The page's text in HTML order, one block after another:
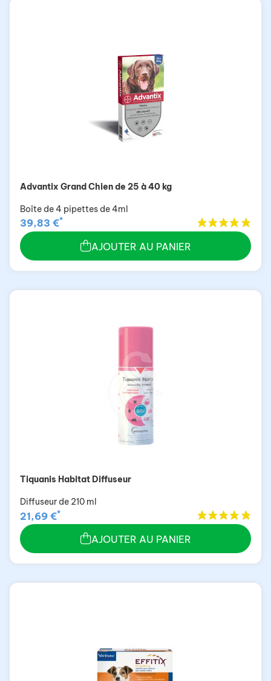
Advantix Grand Chien de 25 à 40 kg
Boîte de 4 pipettes de 4ml
39,83 €*
AJOUTER AU PANIER
Tiquanis Habitat Diffuseur
Diffuseur de 210 ml
21,69 €*
AJOUTER AU PANIER